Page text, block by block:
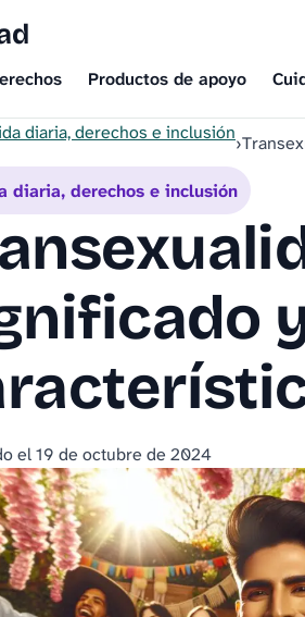
Productos de apoyo
diaria, derechos e inclusión›
diaria, derechos e inclusión
el19 de octubre de 2024